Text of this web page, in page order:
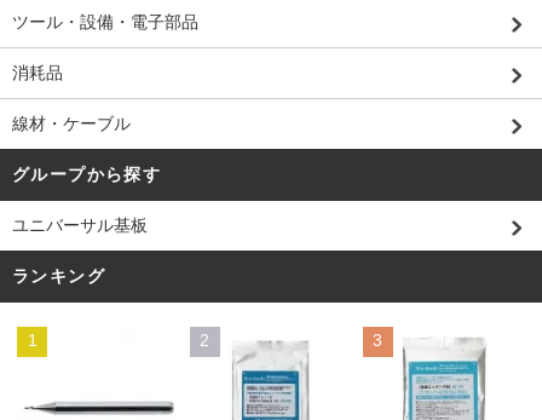
ツール・設備・電子部品
消耗品
線材・ケーブル
グループから探す
ユニバーサル基板
ランキング
1 2 3